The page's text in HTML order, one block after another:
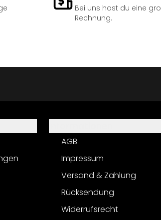
Bei uns hast du eine
Rechnung.
AGB
Impressum
Versand & Zahlung
Rücksendung
Widerrufsrecht